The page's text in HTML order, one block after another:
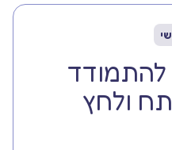
להתמודד
ולחץ